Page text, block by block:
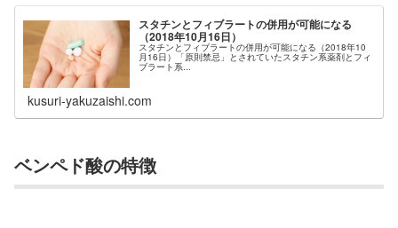
スタチンとフィブラートの併用が可能になる
（2018年10月16日）
スタチンとフィブラートの併用が可能になる（2018年10
月16日）「原則禁忌」とされていたスタチン系薬剤とフィ
ブラート系...
kusuri-yakuzaishi.com
ベンペド酸の特徴